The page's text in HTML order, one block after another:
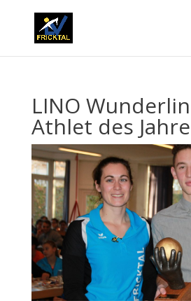
LINO
Athlet des